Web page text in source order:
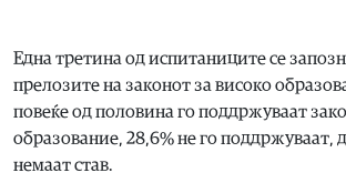
Една третина од испитаниците се
прелозите на законот за високо
повеќе од половина го поддржуваат
образование, 28,6% не го поддржуваат,
немаат став.